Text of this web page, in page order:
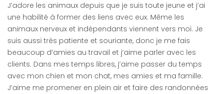
J’adore les animaux depuis que je suis toute jeune et j’ai
une habilité à former des liens avec eux. Même les
animaux nerveux et indépendants viennent vers moi. Je
suis aussi très patiente et souriante, donc je me fais
beaucoup d’amies au travail et j’aime parler avec les
clients. Dans mes temps libres, j’aime passer du temps
avec mon chien et mon chat, mes amies et ma famille.
J’aime me promener en plein air et faire des randonnées